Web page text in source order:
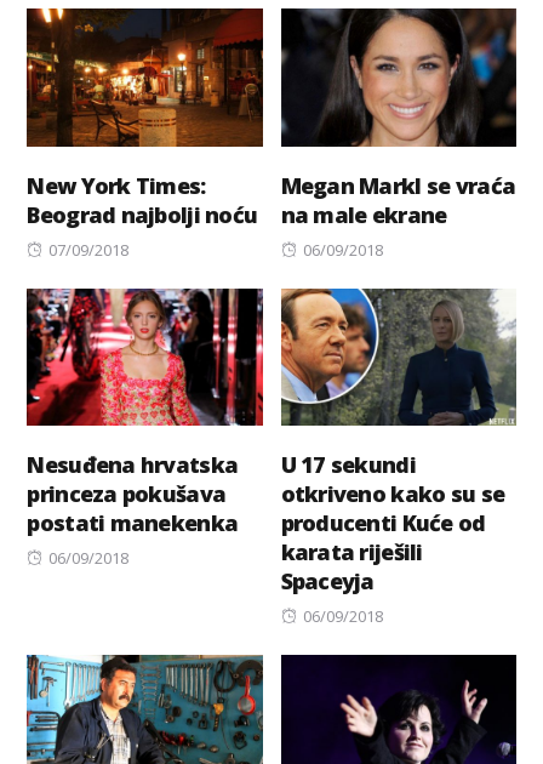
New York Times:
Beograd najbolji noću
Posted
07/09/2018
Megan Markl se vraća
na male ekrane
Posted
06/09/2018
Nesuđena hrvatska
princeza pokušava
postati manekenka
Posted
06/09/2018
U 17 sekundi
otkriveno kako su se
producenti Kuće od
karata riješili
Spaceyja
Posted
06/09/2018